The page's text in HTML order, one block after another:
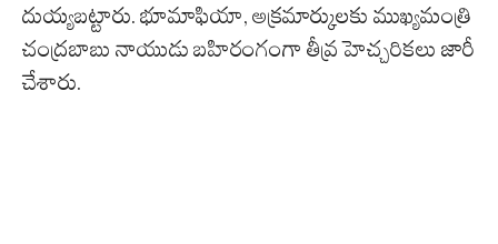
దుయ్యబట్టారు. భూమాఫియా, అక్రమార్కులకు ముఖ్యమంత్రి
చంద్రబాబు నాయుడు బహిరంగంగా తీవ్ర హెచ్చరికలు జారీ
చేశారు.